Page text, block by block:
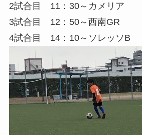
2試合目 11：30～カメリア
3試合目 12：50～西南GR
4試合目 14：10～ソレッソB